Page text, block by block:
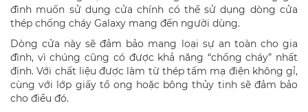
đình muốn sử dụng cửa chính có thể sử dụng dòng cửa
thép chống cháy Galaxy mang đến người dùng.
Dòng cửa này sẽ đảm bảo mang loại sự an toàn cho gia
đình, vì chúng cũng có được khả năng “chống cháy” nhất
định. Với chất liệu được làm từ thép tấm mạ điện không gỉ,
cùng với lớp giấy tổ ong hoặc bông thủy tinh sẽ đảm bảo
cho điều đó.